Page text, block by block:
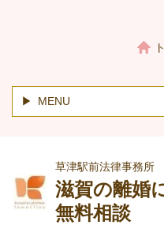
MENU
草津駅前法律事務所
滋賀の離婚
無料相談